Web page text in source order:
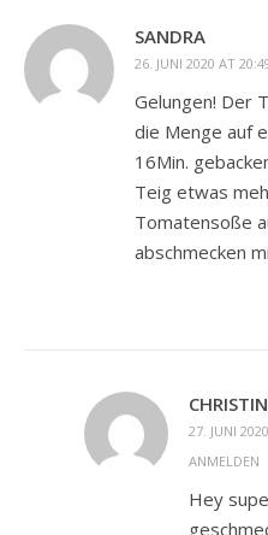
SANDRA
26. JUNI 2020 AT
Gelungen! Der
die Menge auf
16Min.
Teig etwas
Tomatensoße
abschmecken
27. JUNI
ANMELDEN
Hey